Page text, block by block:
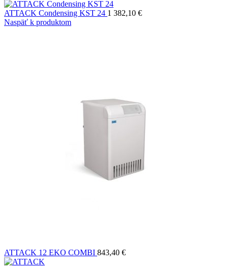
ATTACK Condensing KST 24 1 382,10 €
Naspäť k produktom
ATTACK 12 EKO COMBI 843,40 €